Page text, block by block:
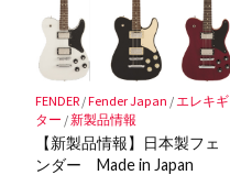
に
保
存
FENDER/Fender Japan / エレキギ
ター /新製品情報
【新製品情報】日本製フェ
ンダー Made in Japan